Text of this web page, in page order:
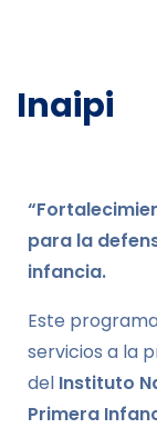
Inaipi
para la
infancia.
Este
servicios a la
del Instituto
Primera